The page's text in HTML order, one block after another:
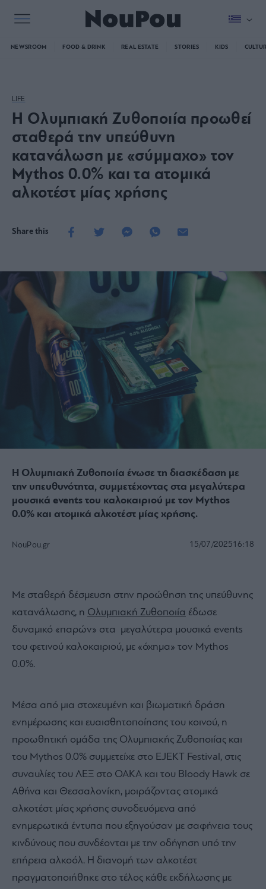
NEWSROOM FOOD & DRINK REAL ESTATE STORIES KIDS
LIFE
Η Ολυμπιακή Ζυθοποιία προωθεί
σταθερά την υπεύθυνη
κατανάλωση με «σύμμαχο» τον
Mythos 0.0% και τα ατομικά
αλκοτέστ μίας χρήσης
Share this
Η Ολυμπιακή Ζυθοποιία ένωσε τη διασκέδαση με
την υπευθυνότητα, συμμετέχοντας στα μεγαλύτερα
μουσικά events του καλοκαιριού με τον Mythos
0.0% και ατομικά αλκοτέστ μίας χρήσης.
NouPou.gr 15/07/202516:18
Με σταθερή δέσμευση στην προώθηση της υπεύθυνης
κατανάλωσης, η Ολυμπιακή Ζυθοποιία έδωσε
δυναμικό «παρών» στα μεγαλύτερα μουσικά events
του φετινού καλοκαιριού, με «όχημα» τον Mythos
0.0%.
Μέσα από μια στοχευμένη και βιωματική δράση
ενημέρωσης και ευαισθητοποίησης του κοινού, η
προωθητική ομάδα της Ολυμπιακής Ζυθοποιίας και
του Mythos 0.0% συμμετείχε στο EJEKT Festival, στις
συναυλίες του ΛΕΞ στο ΟΑΚΑ και του Bloody Hawk σε
Αθήνα και Θεσσαλονίκη, μοιράζοντας ατομικά
αλκοτέστ μίας χρήσης συνοδευόμενα από
ενημερωτικά έντυπα που εξηγούσαν με σαφήνεια τους
κινδύνους που συνδέονται με την οδήγηση υπό την
επήρεια αλκοόλ. Η διανομή των αλκοτέστ
πραγματοποιήθηκε στο τέλος κάθε εκδήλωσης με